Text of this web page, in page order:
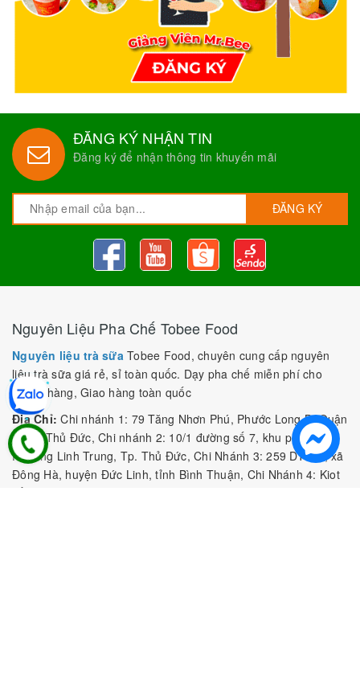
ĐĂNG KÝ NHẬN TIN
Đăng ký để nhận thông tin khuyến mãi
ĐĂNG KÝ
Nguyên Liệu Pha Chế Tobee Food
Nguyên liệu trà sữa Tobee Food, chuyên cung cấp nguyên
liệu trà sữa giá rẻ, sỉ toàn quốc. Dạy pha chế miễn phí cho
khách hàng, Giao hàng toàn quốc
Địa Chỉ: Chi nhánh 1: 79 Tăng Nhơn Phú, Phước Long B, Quận
9, TP. Thủ Đức, Chi nhánh 2: 10/1 đường số 7, khu phố 3,
Phường Linh Trung, Tp. Thủ Đức, Chi Nhánh 3: 259 DT766, xã
Đông Hà, huyện Đức Linh, tỉnh Bình Thuận, Chi Nhánh 4: Kiot
số 1 - Chợ Túy Loan - Đường Quảng Xương - Hòa Phong - Hòa